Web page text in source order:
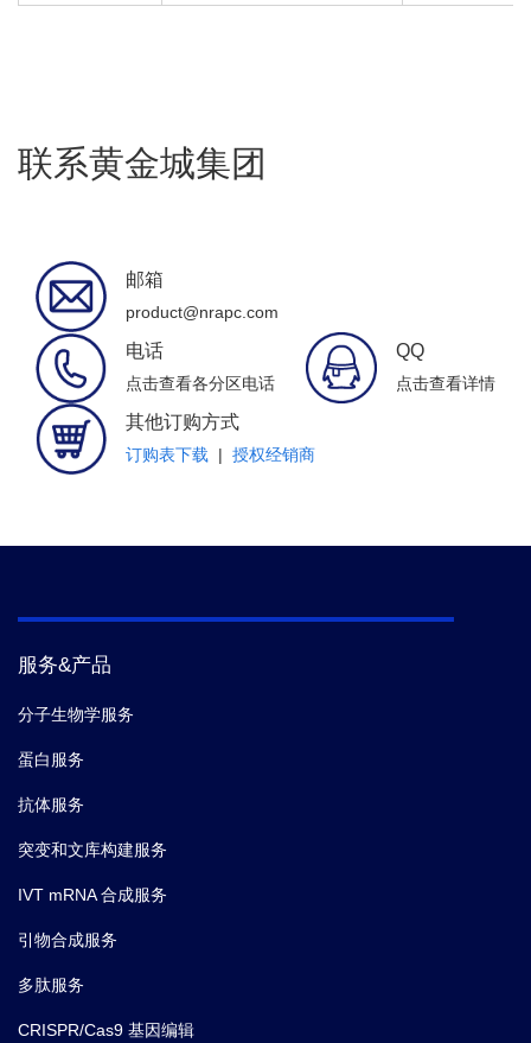
联系黄金城集团
邮箱
product@nrapc.com
电话
点击查看各分区电话
QQ
点击查看详情
其他订购方式
订购表下载 | 授权经销商
服务&产品
分子生物学服务
蛋白服务
抗体服务
突变和文库构建服务
IVT mRNA 合成服务
引物合成服务
多肽服务
CRISPR/Cas9 基因编辑